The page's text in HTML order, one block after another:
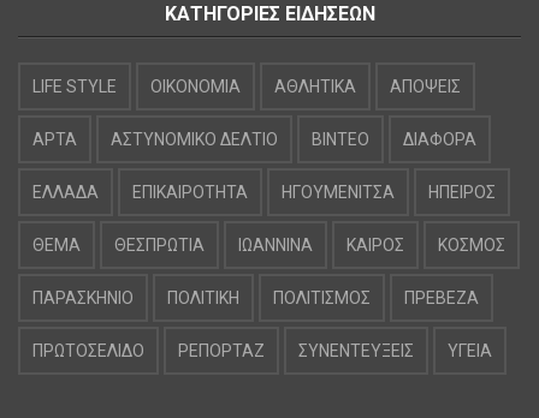
ΚΑΤΗΓΟΡΙΕΣ ΕΙΔΗΣΕΩΝ
LIFE STYLE OIKONOMIA ΑΘΛΗΤΙΚΑ ΑΠΟΨΕΙΣ
ΑΡΤΑ ΑΣΤΥΝΟΜΙΚΟ ΔΕΛΤΙΟ ΒΙΝΤΕΟ ΔΙΑΦΟΡΑ
ΕΛΛΑΔΑ ΕΠΙΚΑΙΡΟΤΗΤΑ ΗΓΟΥΜΕΝΙΤΣΑ ΗΠΕΙΡΟΣ
ΘΕΜΑ ΘΕΣΠΡΩΤΙΑ ΙΩΑΝΝΙΝΑ ΚΑΙΡΟΣ ΚΟΣΜΟΣ
ΠΑΡΑΣΚΗΝΙΟ ΠΟΛΙΤΙΚΗ ΠΟΛΙΤΙΣΜΟΣ ΠΡΕΒΕΖΑ
ΠΡΩΤΟΣΕΛΙΔΟ ΡΕΠΟΡΤΑΖ ΣΥΝΕΝΤΕΥΞΕΙΣ ΥΓΕΙΑ